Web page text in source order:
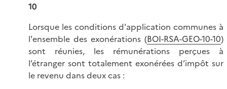
10
Lorsque les conditions d'application communes à
l'ensemble des exonérations (BOI-RSA-GEO-10-10)
sont réunies, les rémunérations perçues à
l’étranger sont totalement exonérées d’impôt sur
le revenu dans deux cas :